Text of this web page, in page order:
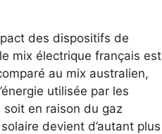
des dispositifs de
mix électrique français est
au mix australien,
utilisée par les
en raison du gaz
devient d’autant plus